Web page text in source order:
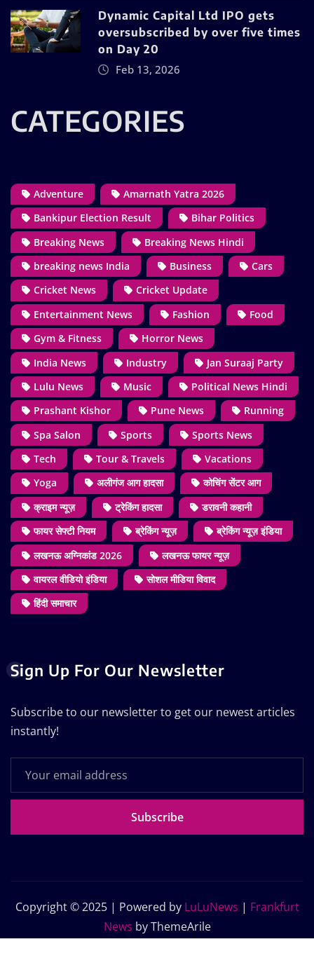
Dynamic Capital Ltd IPO gets
oversubscribed by over five times
on Day 20
Feb 13, 2026
CATEGORIES
Adventure
Amarnath Yatra 2026
Bankipur Election Result
Bihar Politics
Breaking News
Breaking News Hindi
breaking news India
Business
Cars
Cricket News
Cricket Update
Entertainment News
Fashion
Food
Gym & Fitness
Horror News
India News
Industry
Jan Suraaj Party
Lulu News
Music
Political News Hindi
Prashant Kishor
Pune News
Running
Spa Salon
Sports
Sports News
Tech
Tour & Travels
Vacations
Yoga
अलीगंज आग हादसा
कोचिंग सेंटर आग
क्राइम न्यूज़
ट्रेकिंग हादसा
डरावनी कहानी
फायर सेफ्टी नियम
ब्रेकिंग न्यूज़
ब्रेकिंग न्यूज़ इंडिया
लखनऊ अग्निकांड 2026
लखनऊ फायर न्यूज़
वायरल वीडियो इंडिया
सोशल मीडिया विवाद
हिंदी समाचार
Sign Up For Our Newsletter
Subscribe to our newsletter to get our newest articles
instantly!
Subscribe
Copyright © 2025 | Powered by LuLuNews | Frankfurt
News by ThemeArile